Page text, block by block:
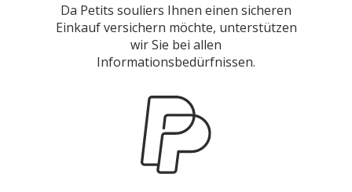
Da Petits souliers Ihnen einen sicheren
Einkauf versichern möchte, unterstützen
wir Sie bei allen
Informationsbedürfnissen.